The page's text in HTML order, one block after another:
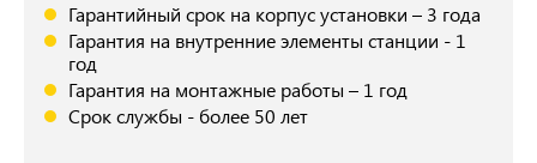
Гарантийный срок на корпус установки – 3 года
Гарантия на внутренние элементы станции - 1
год
Гарантия на монтажные работы – 1 год
Срок службы - более 50 лет